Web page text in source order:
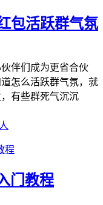
包活跃群气氛
伴们成为更省合伙
怎么活跃群气氛，就
有些群死气沉沉
门教程